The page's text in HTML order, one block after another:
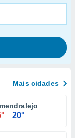
Mais cidades
20°